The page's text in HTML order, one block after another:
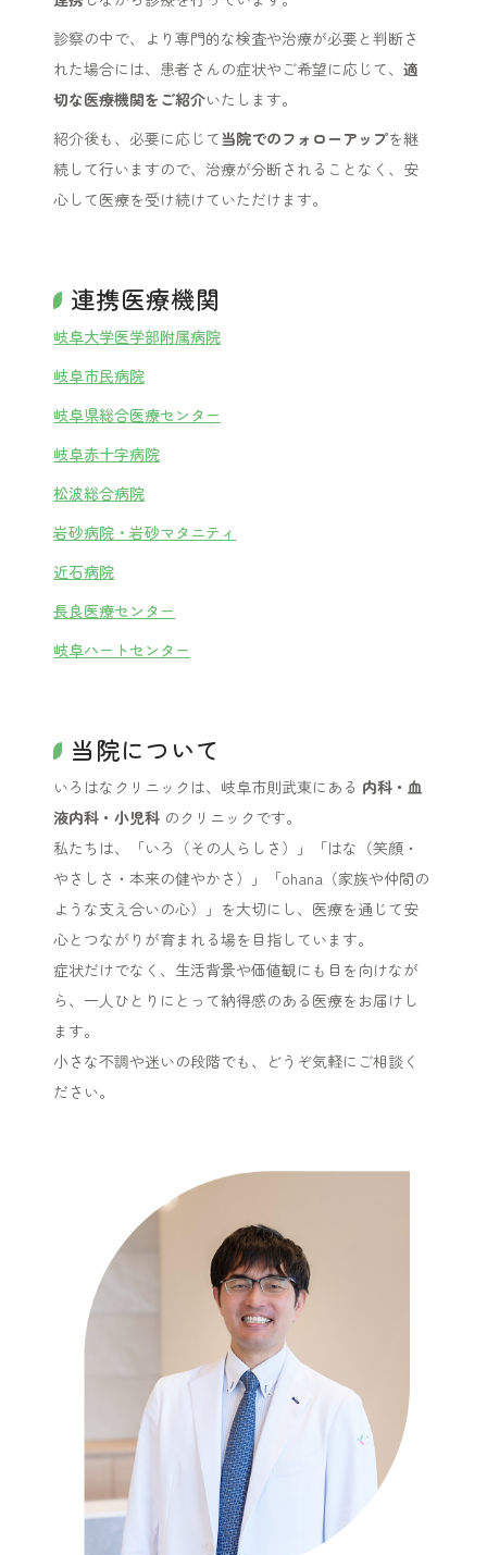
診察の中で、より専門的な検査や治療が必要と判断さ
れた場合には、患者さんの症状やご希望に応じて、適
切な医療機関をご紹介いたします。
紹介後も、必要に応じて当院でのフォローアップを継
続して行いますので、治療が分断されることなく、安
心して医療を受け続けていただけます。
連携医療機関
岐阜大学医学部附属病院
岐阜市民病院
岐阜県総合医療センター
岐阜赤十字病院
松波総合病院
岩砂病院・岩砂マタニティ
近石病院
長良医療センター
岐阜ハートセンター
当院について
いろはなクリニックは、岐阜市則武東にある 内科・血
液内科・小児科 のクリニックです。
私たちは、「いろ（その人らしさ）」「はな（笑顔・
やさしさ・本来の健やかさ）」「ohana（家族や仲間の
ような支え合いの心）」を大切にし、医療を通じて安
心とつながりが育まれる場を目指しています。
症状だけでなく、生活背景や価値観にも目を向けなが
ら、一人ひとりにとって納得感のある医療をお届けし
ます。
小さな不調や迷いの段階でも、どうぞ気軽にご相談く
ださい。